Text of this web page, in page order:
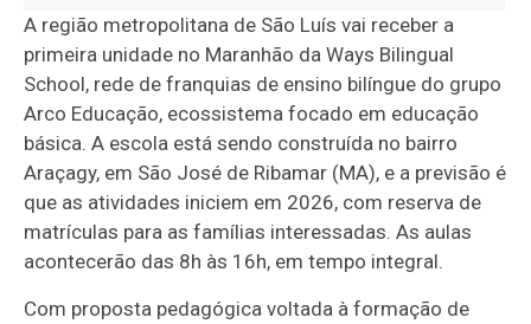
A região metropolitana de São Luís vai receber a
primeira unidade no Maranhão da Ways Bilingual
School, rede de franquias de ensino bilíngue do grupo
Arco Educação, ecossistema focado em educação
básica. A escola está sendo construída no bairro
Araçagy, em São José de Ribamar (MA), e a previsão é
que as atividades iniciem em 2026, com reserva de
matrículas para as famílias interessadas. As aulas
acontecerão das 8h às 16h, em tempo integral.
Com proposta pedagógica voltada à formação de